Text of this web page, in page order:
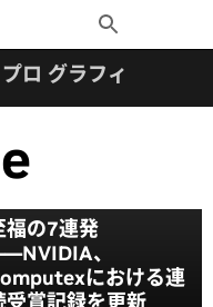
Toggle
Search
プロ グラフィックス
福の7連発
、
における連